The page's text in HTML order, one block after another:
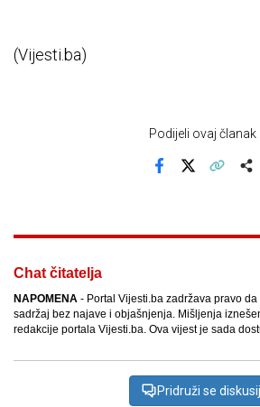
(Vijesti.ba)
Podijeli ovaj članak
Chat čitatelja
NAPOMENA - Portal Vijesti.ba zadržava pravo
sadržaj bez najave i objašnjenja. Mišljenja
redakcije portala Vijesti.ba. Ova vijest je sada
Pridruži se